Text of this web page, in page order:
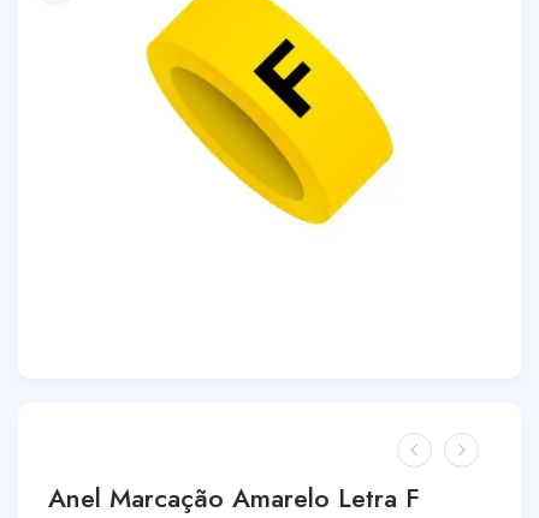
Anel Marcação Amarelo Letra F